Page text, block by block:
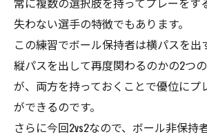
失わない選手の特徴でもあります。
この練習でボール保持者は横パスを出
縦パスを出して再度関わるのかの2つ
が、両方を持っておくことで優位にプ
ができるのです。
さらに今回2vs2なので、ボール非保持